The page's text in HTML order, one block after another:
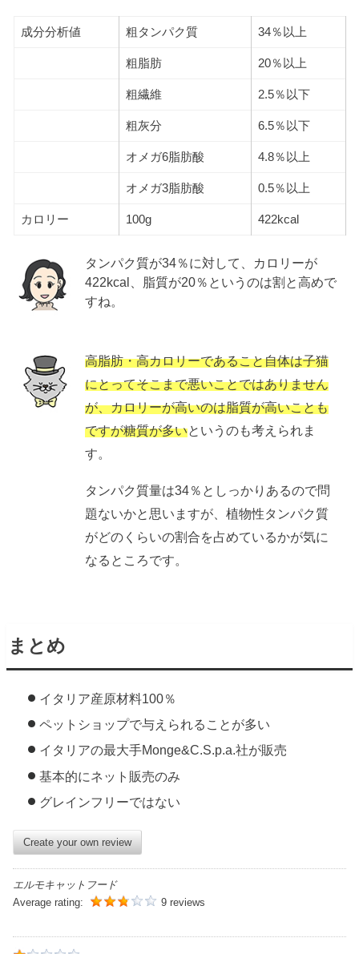
成分分析値 粗タンパク質 34％以上
粗脂肪 20％以上
粗繊維 2.5％以下
粗灰分 6.5％以下
オメガ6脂肪酸 4.8％以上
オメガ3脂肪酸 0.5％以上
カロリー 100g 422kcal
タンパク質が34％に対して、カロリーが
422kcal、脂質が20％というのは割と高めで
すね。
高脂肪・高カロリーであること自体は子猫
にとってそこまで悪いことではありません
が、カロリーが高いのは脂質が高いことも
ですが糖質が多いというのも考えられま
す。
タンパク質量は34％としっかりあるので問
題ないかと思いますが、植物性タンパク質
がどのくらいの割合を占めているかが気に
なるところです。
まとめ
イタリア産原材料100％
ペットショップで与えられることが多い
イタリアの最大手Monge&C.S.p.a.社が販売
基本的にネット販売のみ
グレインフリーではない
Create your own review
エルモキャットフード
Average rating:
9 reviews